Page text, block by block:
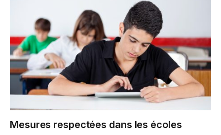
Mesures respectées dans les écoles